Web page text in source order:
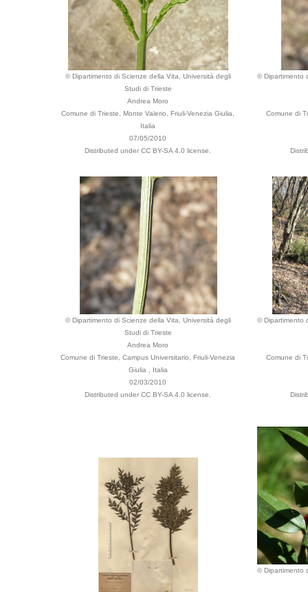
© Dipartimento di Scienze della Vita, Università degli
Studi di Trieste
Andrea Moro
Comune di Trieste, Monte Valerio, Friuli-Venezia Giulia,
Italia
07/05/2010
Distributed under CC BY-SA 4.0 license.
© Dipartimento
Comune di
© Dipartimento di Scienze della Vita, Università degli
Studi di Trieste
Andrea Moro
Comune di Trieste, Campus Universitario, Friuli-Venezia
Giulia , Italia
02/03/2010
Distributed under CC BY-SA 4.0 license.
© Dipartimento
Comune di
© Dipartimento